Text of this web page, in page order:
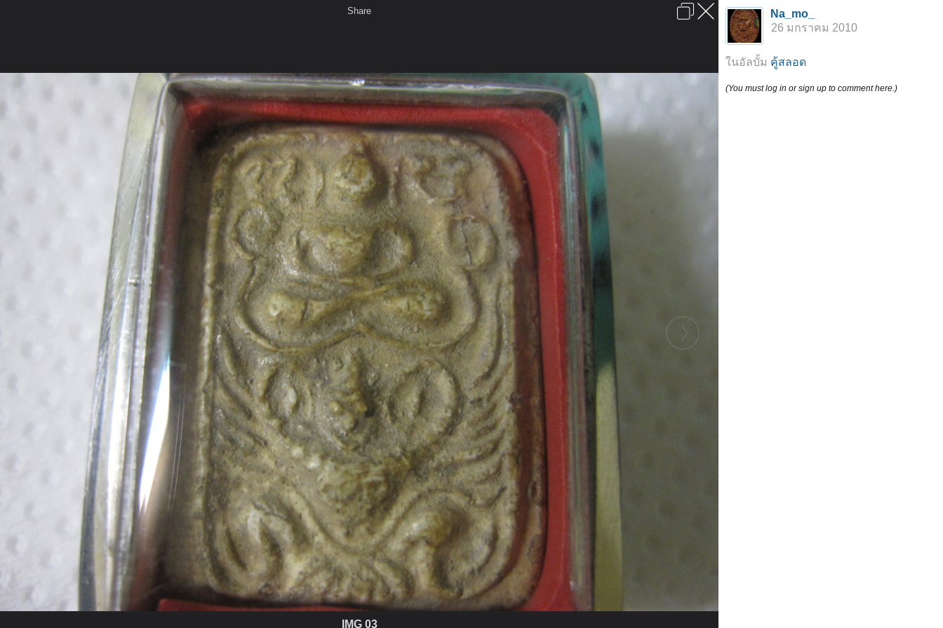
General คู้สลอด
หน้าแรก เว็บบอร์ด มีอะไรใหม่ วิดีโอ รูปภาพ
มีอะไรใหม่ คอลเล็คชั่น สถานที่ กล้อง แท็ก
เสียงธรรม สมาชิก ห้องสนทนา
ลงโฆษณา ติดต่อเรา ช่วยเหลือ
Share
IMG 03
Na_mo_
26 มกราคม 2010
ในอัลบั้ม คู้สลอด
(You must log in or sign up to comment here.)